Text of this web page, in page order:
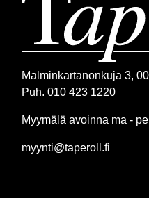
Malminkartanonkuja 3,
Puh. 010 423 1220
Myymälä avoinna ma -
myynti@taperoll.fi